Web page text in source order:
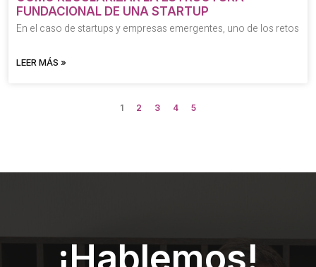
FUNDACIONAL DE UNA STARTUP
En el caso de startups y empresas emergentes, uno de los retos
LEER MÁS »
1 2 3 4 5